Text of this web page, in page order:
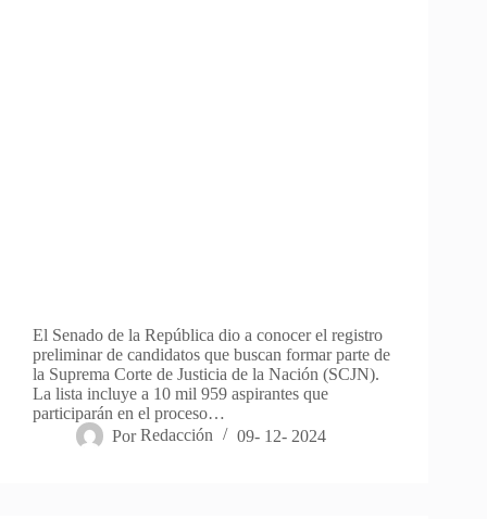
El Senado de la República dio a conocer el registro
preliminar de candidatos que buscan formar parte de
la Suprema Corte de Justicia de la Nación (SCJN).
La lista incluye a 10 mil 959 aspirantes que
participarán en el proceso…
Por Redacción 09- 12- 2024